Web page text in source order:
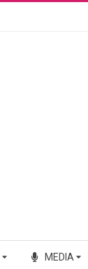
MEDIA